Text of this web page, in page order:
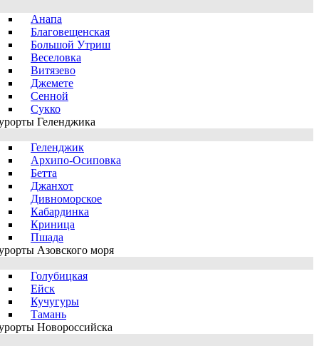
Анапа
Благовещенская
Большой Утриш
Веселовка
Витязево
Джемете
Сенной
Сукко
Геленджика
Геленджик
Архипо-Осиповка
Бетта
Джанхот
Дивноморское
Кабардинка
Криница
Пшада
Азовского моря
Голубицкая
Ейск
Кучугуры
Тамань
Новороссийска